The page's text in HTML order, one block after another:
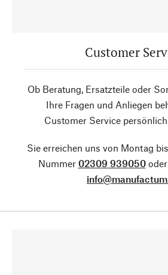
Customer
Ob Beratung, Ersatzteile oder
Ihre Fragen und Anliegen
Customer Service
Sie erreichen uns von Montag
Nummer 02309 939050oder